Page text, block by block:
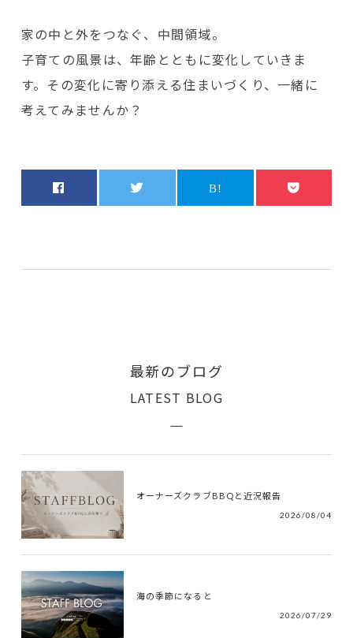
家の中と外をつなぐ、中間領域。
子育ての風景は、年齢とともに変化していきま
す。その変化に寄り添える住まいづくり、一緒に
考えてみませんか？
最新のブログ
LATEST BLOG
オーナーズクラブBBQと近況報告
2026/08/04
海の季節になると
2026/07/29